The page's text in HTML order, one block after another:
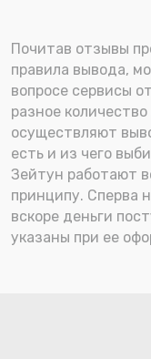
Почитав отзывы
правила вывода,
вопросе сервисы
разное
осуществляют
есть и из чего
Зейтун работают
принципу. Сперва
вскоре деньги
указаны при ее